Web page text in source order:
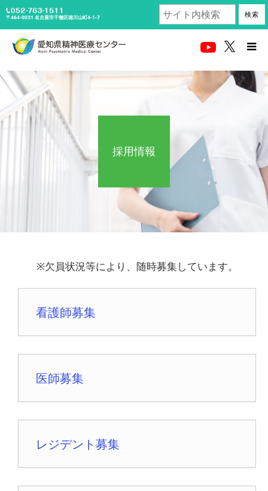
〒464-0031 名古屋市千種区徳川山町4-1-7 検索
採用情報
※欠員状況等により、随時募集しています。
看護師募集
医師募集
レジデント募集
受診される方へ
当センターについて
診療科・部門紹介